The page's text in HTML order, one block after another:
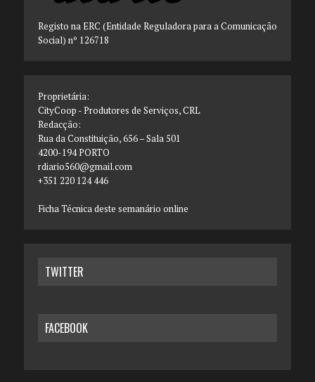
Registo na ERC (Entidade Reguladora para a Comunicação
Social) nº 126718
Proprietária:
CityCoop - Produtores de Serviços, CRL
Redacção:
Rua da Constituição, 656 – Sala 501
4200-194 PORTO
rdiario560@gmail.com
+351 220 124 446
Ficha Técnica deste semanário online
TWITTER
FACEBOOK